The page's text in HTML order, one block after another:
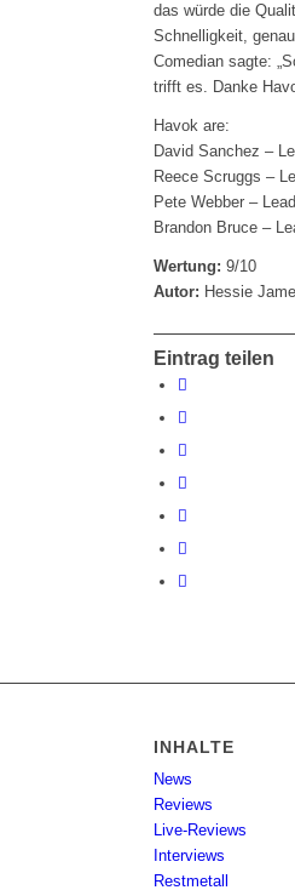
das würde die
Schnelligkeit,
Comedian sagte:
trifft es. Danke
Havok are:
David Sanchez –
Reece Scruggs –
Pete Webber –
Brandon Bruce –
Wertung: 9/10
Autor: Hessie
Eintrag teilen
INHALTE
News
Reviews
Live-Reviews
Interviews
Restmetall